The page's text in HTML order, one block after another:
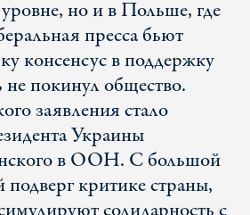
но и в Польше, где
пресса бьют
консенсус в поддержку
покинул общество.
заявления стало
Украины
в ООН. С большой
критике страны,